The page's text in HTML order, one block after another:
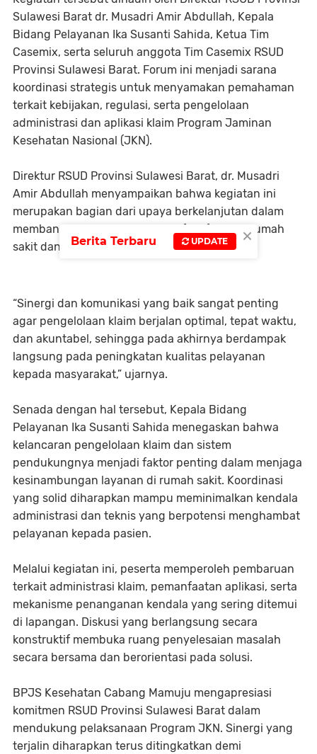
Sulawesi Barat dr. Musadri Amir Abdullah, Kepala
Bidang Pelayanan Ika Susanti Sahida, Ketua Tim
Casemix, serta seluruh anggota Tim Casemix RSUD
Provinsi Sulawesi Barat. Forum ini menjadi sarana
koordinasi strategis untuk menyamakan pemahaman
terkait kebijakan, regulasi, serta pengelolaan
administrasi dan aplikasi klaim Program Jaminan
Kesehatan Nasional (JKN).
Direktur RSUD Provinsi Sulawesi Barat, dr. Musadri
Amir Abdullah menyampaikan bahwa kegiatan ini
merupakan bagian dari upaya berkelanjutan dalam
membangun komunikasi yang efektif antara rumah
sakit dan BPJS Kesehatan.
“Sinergi dan komunikasi yang baik sangat penting
agar pengelolaan klaim berjalan optimal, tepat waktu,
dan akuntabel, sehingga pada akhirnya berdampak
langsung pada peningkatan kualitas pelayanan
kepada masyarakat,” ujarnya.
Senada dengan hal tersebut, Kepala Bidang
Pelayanan Ika Susanti Sahida menegaskan bahwa
kelancaran pengelolaan klaim dan sistem
pendukungnya menjadi faktor penting dalam menjaga
kesinambungan layanan di rumah sakit. Koordinasi
yang solid diharapkan mampu meminimalkan kendala
administrasi dan teknis yang berpotensi menghambat
pelayanan kepada pasien.
Melalui kegiatan ini, peserta memperoleh pembaruan
terkait administrasi klaim, pemanfaatan aplikasi, serta
mekanisme penanganan kendala yang sering ditemui
di lapangan. Diskusi yang berlangsung secara
konstruktif membuka ruang penyelesaian masalah
secara bersama dan berorientasi pada solusi.
BPJS Kesehatan Cabang Mamuju mengapresiasi
komitmen RSUD Provinsi Sulawesi Barat dalam
mendukung pelaksanaan Program JKN. Sinergi yang
terjalin diharapkan terus ditingkatkan demi
×
Berita Terbaru UPDATE